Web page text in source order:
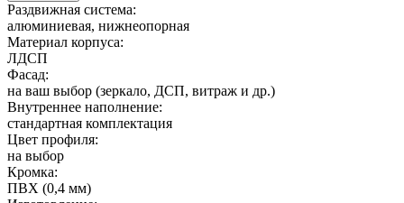
Раздвижная система:
алюминиевая, нижнеопорная
Материал корпуса:
ЛДСП
Фасад:
на ваш выбор (зеркало, ДСП, витраж и др.)
Внутреннее наполнение:
стандартная комплектация
Цвет профиля:
на выбор
Кромка:
ПВХ (0,4 мм)